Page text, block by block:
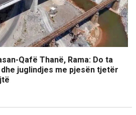
Qafë Thanë, Rama: Do ta
juglindjes me pjesën tjetër